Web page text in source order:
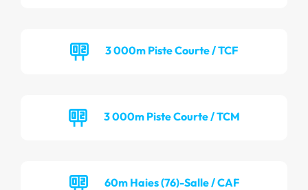
3 000m Piste Courte / TCF
3 000m Piste Courte / TCM
60m Haies (76)-Salle / CAF